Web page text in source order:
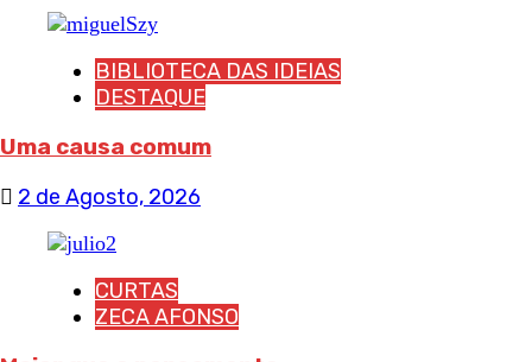
BIBLIOTECA DAS IDEIAS
DESTAQUE
Uma causa comum
2 de Agosto, 2026
CURTAS
ZECA AFONSO